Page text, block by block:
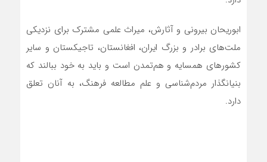
ابوریحان بیرونی و آثارش، میراث علمی مشترک برای نزدیکی
ملت‌های برادر و بزرگ ایران، افغانستان، تاجیکستان و سایر
کشورهای همسایه و هم‌تمدن است و باید به خود ببالند که
بنیانگذار مردم‌شناسی و علم مطالعه فرهنگ، به آنان تعلق
دارد.